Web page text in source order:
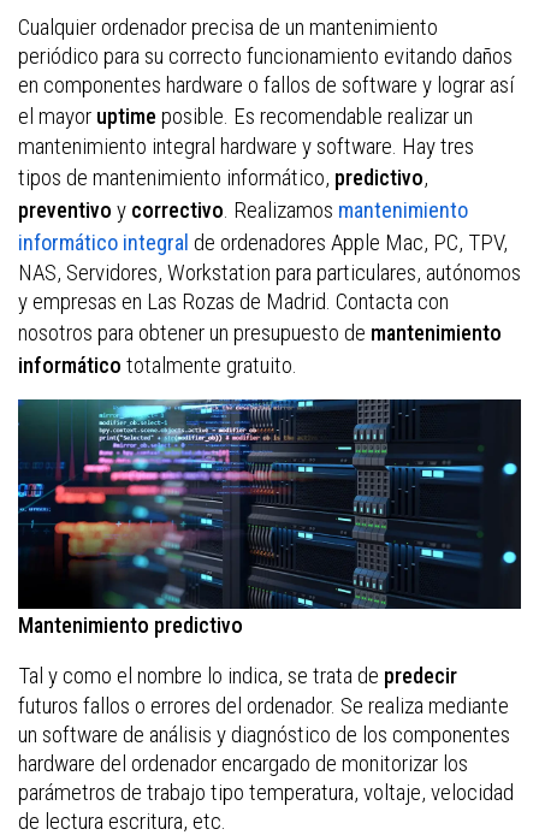
Cualquier ordenador precisa de un mantenimiento
periódico para su correcto funcionamiento evitando daños
en componentes hardware o fallos de software y lograr así
el mayor uptime posible. Es recomendable realizar un
mantenimiento integral hardware y software. Hay tres
tipos de mantenimiento informático, predictivo,
preventivo y correctivo. Realizamos mantenimiento
informático integral de ordenadores Apple Mac, PC, TPV,
NAS, Servidores, Workstation para particulares, autónomos
y empresas en Las Rozas de Madrid. Contacta con
nosotros para obtener un presupuesto de mantenimiento
informático totalmente gratuito.
Mantenimiento predictivo
Tal y como el nombre lo indica, se trata de predecir
futuros fallos o errores del ordenador. Se realiza mediante
un software de análisis y diagnóstico de los componentes
hardware del ordenador encargado de monitorizar los
parámetros de trabajo tipo temperatura, voltaje, velocidad
de lectura escritura, etc.